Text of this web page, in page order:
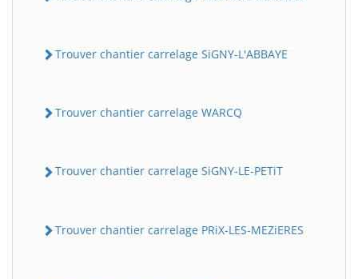
Trouver chantier carrelage SiGNY-L'ABBAYE
Trouver chantier carrelage WARCQ
Trouver chantier carrelage SiGNY-LE-PETiT
Trouver chantier carrelage PRiX-LES-MEZiERES